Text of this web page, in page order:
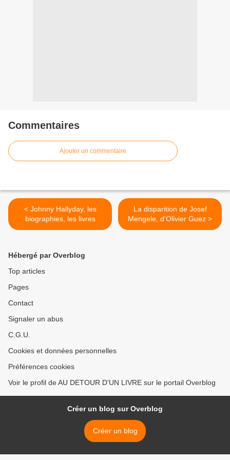
Commentaires
Ajouter un commentaire
< Johnny Hallyday, les
biographies, les livres
La disparition de Josef
Mengele, d'Olivier Guez >
Hébergé par Overblog
Top articles
Pages
Contact
Signaler un abus
C.G.U.
Cookies et données personnelles
Préférences cookies
Voir le profil de AU DETOUR D'UN LIVRE sur le portail Overblog
Créer un blog sur Overblog
Créer un blog